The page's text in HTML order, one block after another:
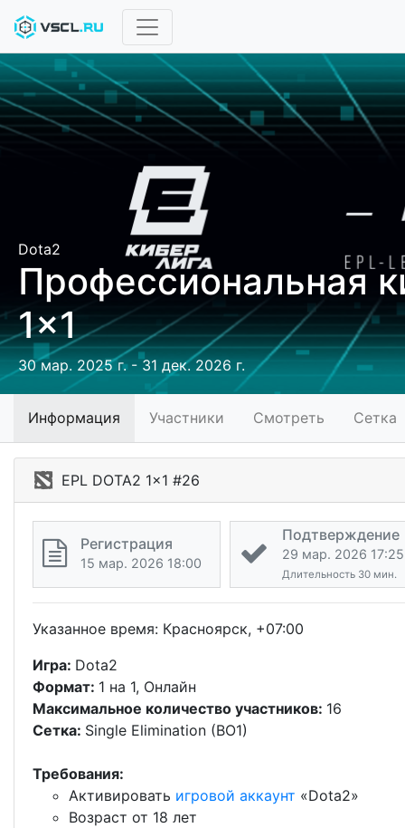
Dota2
Профессиональная
1x1
30 мар. 2025 г. - 31 дек. 2026 г.
Информация Участники Смотреть Сетка
EPL DOTA2 1x1 #26
Регистрация
15 мар. 2026 18:00
Подтверждение
29 мар. 2026 17:25
Длительность 30 мин.
Указанное время: Красноярск, +07:00
Игра: Dota2
Формат: 1 на 1, Онлайн
Максимальное количество участников: 16
Сетка: Single Elimination (BO1)
Требования:
Активировать игровой аккаунт «Dota2»
Возраст от 18 лет